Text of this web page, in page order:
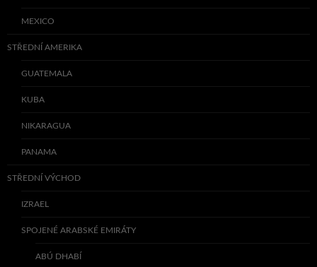
MEXICO
STŘEDNÍ AMERIKA
GUATEMALA
KUBA
NIKARAGUA
PANAMA
STŘEDNÍ VÝCHOD
IZRAEL
SPOJENÉ ARABSKÉ EMIRÁTY
ABÚ DHABÍ